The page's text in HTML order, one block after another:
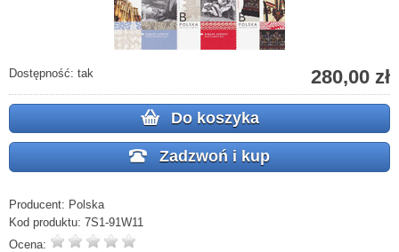
280,00 zł
Dostępność: tak
Do koszyka
Zadzwoń i kup
Producent: Polska
Kod produktu: 7S1-91W11
Ocena: